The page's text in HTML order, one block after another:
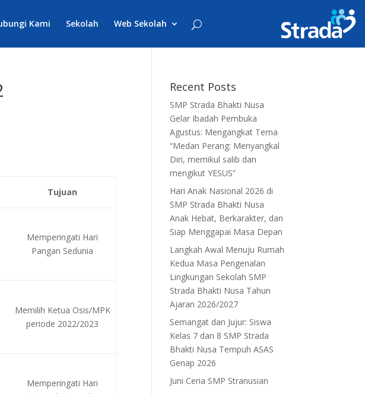
Kami Sekolah Web Sekolah
Tujuan
Memperingati Hari
Pangan Sedunia
Memilih Ketua Osis/MPK
periode 2022/2023
Memperingati Hari
Recent Posts
SMP Strada Bhakti Nusa
Gelar Ibadah Pembuka
Agustus: Mengangkat Tema
“Medan Perang: Menyangkal
Diri, memikul salib dan
mengikut YESUS”
Hari Anak Nasional 2026 di
SMP Strada Bhakti Nusa
Anak Hebat, Berkarakter, dan
Siap Menggapai Masa Depan
Langkah Awal Menuju Rumah
Kedua Masa Pengenalan
Lingkungan Sekolah SMP
Strada Bhakti Nusa Tahun
Ajaran 2026/2027
Semangat dan Jujur: Siswa
Kelas 7 dan 8 SMP Strada
Bhakti Nusa Tempuh ASAS
Genap 2026
Juni Ceria SMP Stranusian